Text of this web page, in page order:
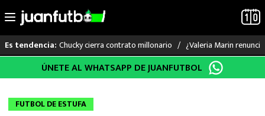
al
Es tendencia: Chucky cierra contrato millonario ¿Valeria Marin
LO ÚLTIMO
LIGA MX
ÚNETE AL WHATSAPP DE JUANFUTBOL
FUTBOL DE ESTUFA